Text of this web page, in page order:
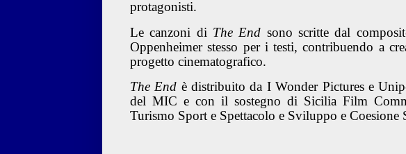
protagonisti.
Le canzoni di The End sono scritte dal
Oppenheimer stesso per i testi, contribuendo a
progetto cinematografico.
The End è distribuito da I Wonder Pictures e
del MIC e con il sostegno di Sicilia Film
Turismo Sport e Spettacolo e Sviluppo e Coesione